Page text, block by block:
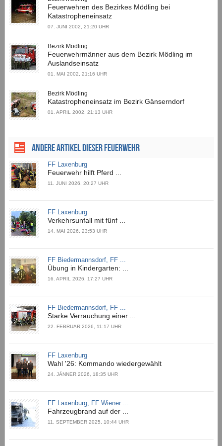
Feuerwehren des Bezirkes Mödling bei
Katastropheneinsatz
07. JUNI 2002, 21:20 UHR
Bezirk Mödling
Feuerwehrmänner aus dem Bezirk Mödling im
Auslandseinsatz
01. MAI 2002, 21:16 UHR
Bezirk Mödling
Katastropheneinsatz im Bezirk Gänserndorf
01. APRIL 2002, 21:13 UHR
ANDERE ARTIKEL DIESER FEUERWEHR
FF Laxenburg
Feuerwehr hilft Pferd ...
11. JUNI 2026, 20:27 UHR
FF Laxenburg
Verkehrsunfall mit fünf ...
14. MAI 2026, 23:53 UHR
FF Biedermannsdorf, FF ...
Übung in Kindergarten: ...
16. APRIL 2026, 17:27 UHR
FF Biedermannsdorf, FF ...
Starke Verrauchung einer ...
22. FEBRUAR 2026, 11:17 UHR
FF Laxenburg
Wahl '26: Kommando wiedergewählt
24. JÄNNER 2026, 18:35 UHR
FF Laxenburg, FF Wiener ...
Fahrzeugbrand auf der ...
11. SEPTEMBER 2025, 10:44 UHR